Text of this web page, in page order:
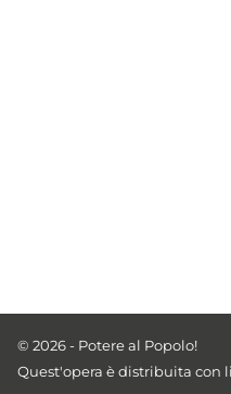
© 2026 - Potere al Popolo!
Quest'opera è distribuita con